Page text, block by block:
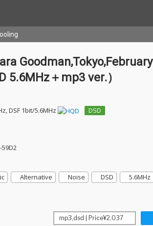
Goodman,Tokyo,February
5.6MHz＋mp3 ver.）
DSF 1bit/5.6MHz
DSD
Alternative Noise DSD 5.6MHz